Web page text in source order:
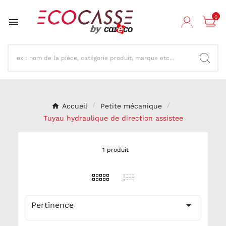
 0
Accueil
Petite mécanique
Tuyau hydraulique de direction assistee
1 produit
Pertinence 